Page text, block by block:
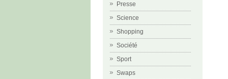
Presse
Science
Shopping
Société
Sport
Swaps